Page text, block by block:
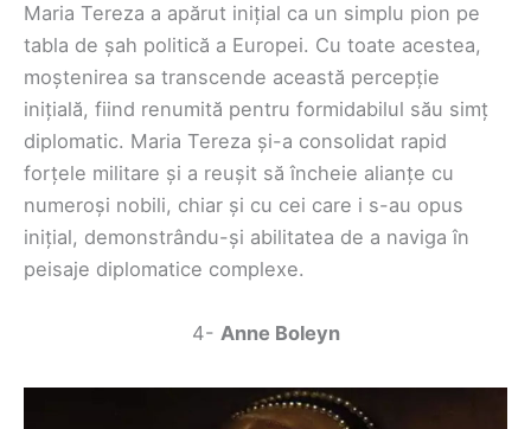
Maria Tereza a apărut inițial ca un simplu pion pe
tabla de șah politică a Europei. Cu toate acestea,
moștenirea sa transcende această percepție
inițială, fiind renumită pentru formidabilul său simț
diplomatic. Maria Tereza și-a consolidat rapid
forțele militare și a reușit să încheie alianțe cu
numeroși nobili, chiar și cu cei care i s-au opus
inițial, demonstrându-și abilitatea de a naviga în
peisaje diplomatice complexe.
4- Anne Boleyn